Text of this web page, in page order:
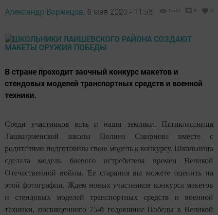
Александр Воржецов, 6 мая 2020 - 11:58 1565 0 0
В стране проходит заочный конкурс макетов и
стендовых моделей транспортных средств и военной
техники.
Среди участников есть и наши земляки. Пятиклассница
Ташкирменской школы Полина Смирнова вместе с
родителями подготовила свою модель к конкурсу. Школьница
сделала модель боевого истребителя времен Великой
Отечественной войны. Ее старания вы можете оценить на
этой фотографии. Ждем новых участников конкурса макетов
и стендовых моделей транспортных средств и военной
техники, посвященного 75-й годовщине Победы в Великой